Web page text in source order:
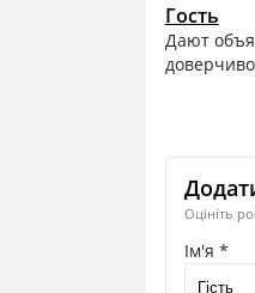
Гость
Дают
Оцініть
Ім'я *